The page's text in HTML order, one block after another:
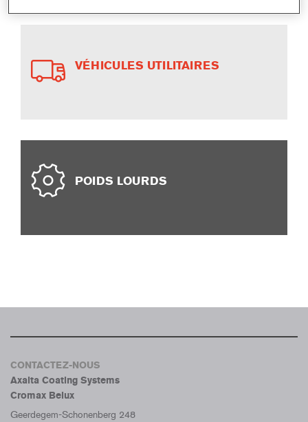
VÉHICULES UTILITAIRES
POIDS LOURDS
CONTACTEZ-NOUS
Axalta Coating Systems
Cromax Belux
Geerdegem-Schonenberg 248